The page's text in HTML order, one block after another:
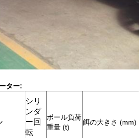
ター:
シリ
ンダ
ー回
転
ボール負荷
重量 (t)
餌の大きさ (mm)